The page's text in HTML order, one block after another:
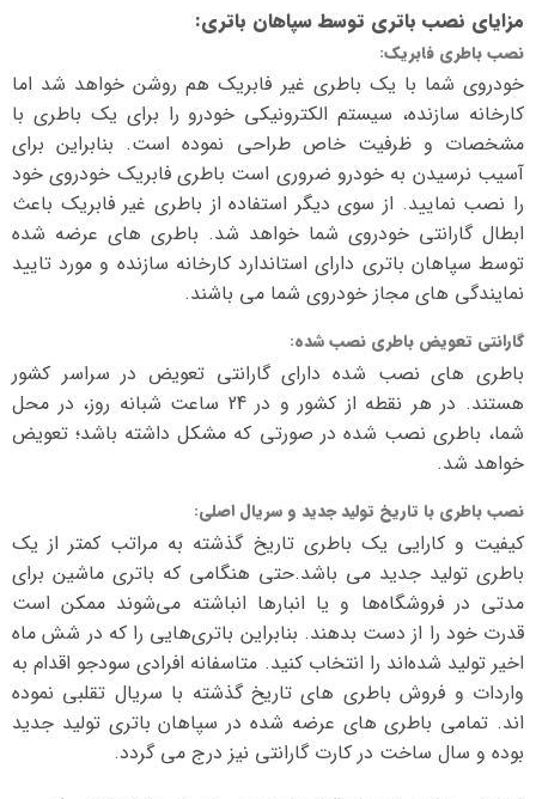
مزایای نصب باتری توسط سپاهان باتری:
نصب باطری فابریک:
خودروی شما با یک باطری غیر فابریک هم روشن خواهد شد اما
کارخانه سازنده، سیستم الکترونیکی خودرو را برای یک باطری با
مشخصات و ظرفیت خاص طراحی نموده است. بنابراین برای
آسیب نرسیدن به خودرو ضروری است باطری فابریک خودروی خود
را نصب نمایید. از سوی دیگر استفاده از باطری غیر فابریک باعث
ابطال گارانتی خودروی شما خواهد شد. باطری های عرضه شده
توسط سپاهان باتری دارای استاندارد کارخانه سازنده و مورد تایید
نمایندگی های مجاز خودروی شما می باشند.
گارانتی تعویض باطری نصب شده:
باطری های نصب شده دارای گارانتی تعویض در سراسر کشور
هستند. در هر نقطه از کشور و در 24 ساعت شبانه روز، در محل
شما، باطری نصب شده در صورتی که مشکل داشته باشد؛ تعویض
خواهد شد.
نصب باطری با تاریخ تولید جدید و سریال اصلی:
کیفیت و کارایی یک باطری تاریخ گذشته به مراتب کمتر از یک
باطری تولید جدید می باشد.حتی هنگامی که باتری ماشین برای
مدتی در فروشگاه‌ها و یا انبارها انباشته می‌شوند ممکن است
قدرت خود را از دست بدهند. بنابراین باتری‌هایی را که در شش ماه
اخیر تولید شده‌اند را انتخاب کنید. متاسفانه افرادی سودجو اقدام به
واردات و فروش باطری های تاریخ گذشته با سریال تقلبی نموده
اند. تمامی باطری های عرضه شده در سپاهان باتری تولید جدید
بوده و سال ساخت در کارت گارانتی نیز درج می گردد.